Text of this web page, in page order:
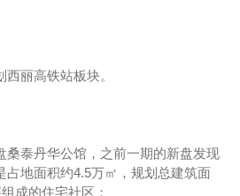
丽高铁站板块。
桑泰丹华公馆，之前一期的新盘发现
占地面积约4.5万㎡，规划总建筑面
成的住宅社区；